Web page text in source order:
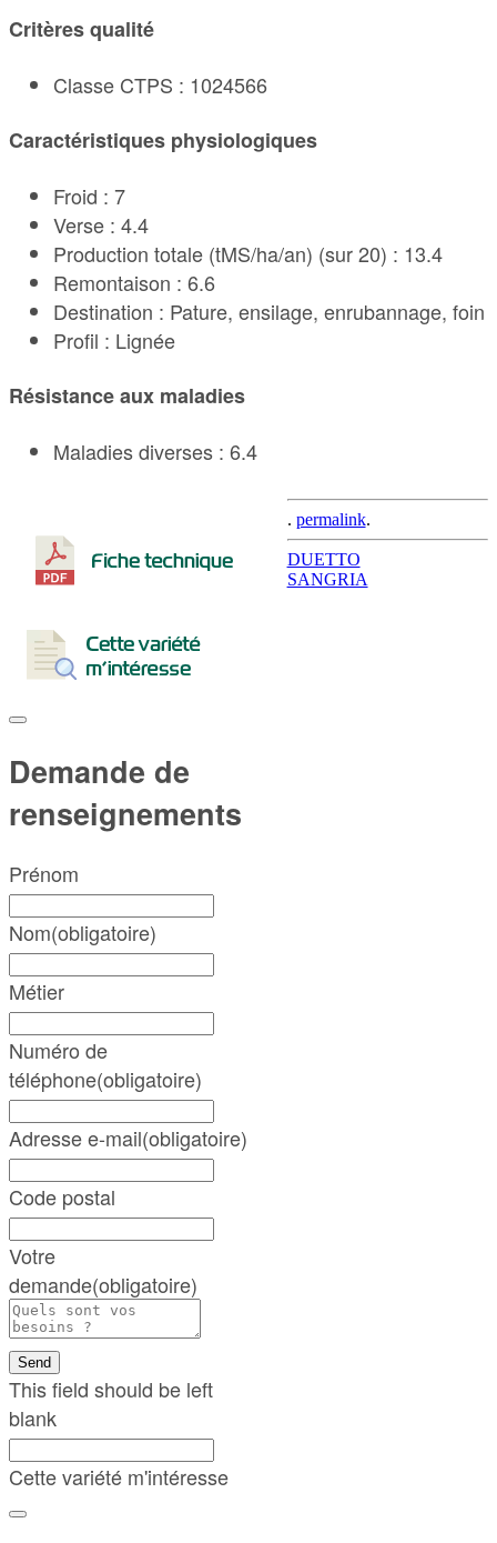
Critères qualité
Classe CTPS : 1024566
Caractéristiques physiologiques
Froid : 7
Verse : 4.4
Production totale (tMS/ha/an) (sur 20) : 13.4
Remontaison : 6.6
Destination : Pature, ensilage, enrubannage, foin
Profil : Lignée
Résistance aux maladies
Maladies diverses : 6.4
Demande de
renseignements
Prénom
Nom(obligatoire)
Métier
Numéro de
téléphone(obligatoire)
Adresse e-mail(obligatoire)
Code postal
Votre
demande(obligatoire)
Send
This field should be left
blank
Cette variété m'intéresse
. permalink.
Post
navigation
DUETTO
SANGRIA